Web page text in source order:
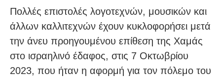
Πολλές επιστολές λογοτεχνών, μουσικών και
άλλων καλλιτεχνών έχουν κυκλοφορήσει μετά
την άνευ προηγουμένου επίθεση της Χαμάς
στο ισραηλινό έδαφος, στις 7 Οκτωβρίου
2023, που ήταν η αφορμή για τον πόλεμο του